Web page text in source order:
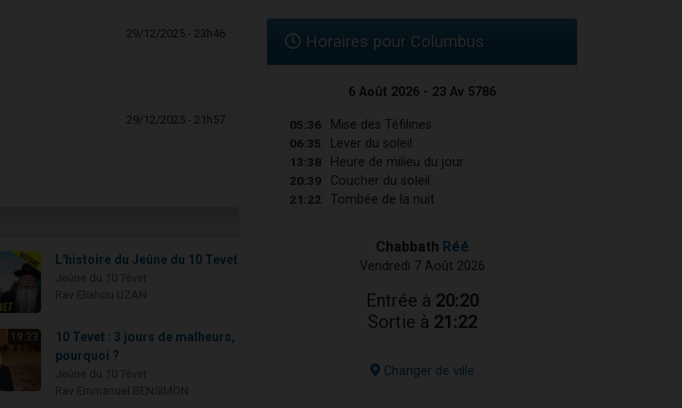
29/12/2025 - 23h46
29/12/2025 - 21h57
L'histoire du Jeûne du 10 Tevet
19:33
10 Tevet : 3 jours de malheurs,
pourquoi ?
Horaires pour Columbus
6 Août 2026 - 23 Av 5786
05:36 Mise des Téfilines
06:35 Lever du soleil
13:38 Heure de milieu du jour
20:39 Coucher du soleil
21:22 Tombée de la nuit
Chabbath Réé
Vendredi 7 Août 2026
Entrée à 20:20
Sortie à 21:22
Changer de ville